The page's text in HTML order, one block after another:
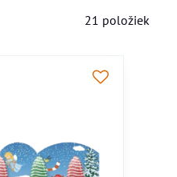
21 položiek